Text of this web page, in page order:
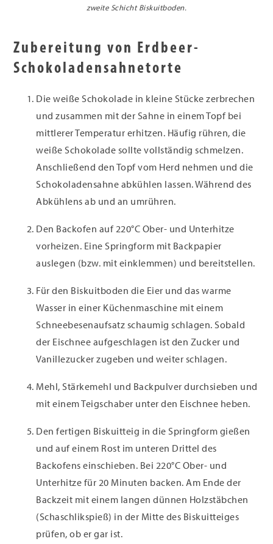
zweite Schicht Biskuitboden.
Zubereitung von Erdbeer-
Schokoladensahnetorte
Die weiße Schokolade in kleine Stücke zerbrechen
und zusammen mit der Sahne in einem Topf bei
mittlerer Temperatur erhitzen. Häufig rühren, die
weiße Schokolade sollte vollständig schmelzen.
Anschließend den Topf vom Herd nehmen und die
Schokoladensahne abkühlen lassen. Während des
Abkühlens ab und an umrühren.
Den Backofen auf 220°C Ober- und Unterhitze
vorheizen. Eine Springform mit Backpapier
auslegen (bzw. mit einklemmen) und bereitstellen.
Für den Biskuitboden die Eier und das warme
Wasser in einer Küchenmaschine mit einem
Schneebesenaufsatz schaumig schlagen. Sobald
der Eischnee aufgeschlagen ist den Zucker und
Vanillezucker zugeben und weiter schlagen.
Mehl, Stärkemehl und Backpulver durchsieben und
mit einem Teigschaber unter den Eischnee heben.
Den fertigen Biskuitteig in die Springform gießen
und auf einem Rost im unteren Drittel des
Backofens einschieben. Bei 220°C Ober- und
Unterhitze für 20 Minuten backen. Am Ende der
Backzeit mit einem langen dünnen Holzstäbchen
(Schaschlikspieß) in der Mitte des Biskuitteiges
prüfen, ob er gar ist.